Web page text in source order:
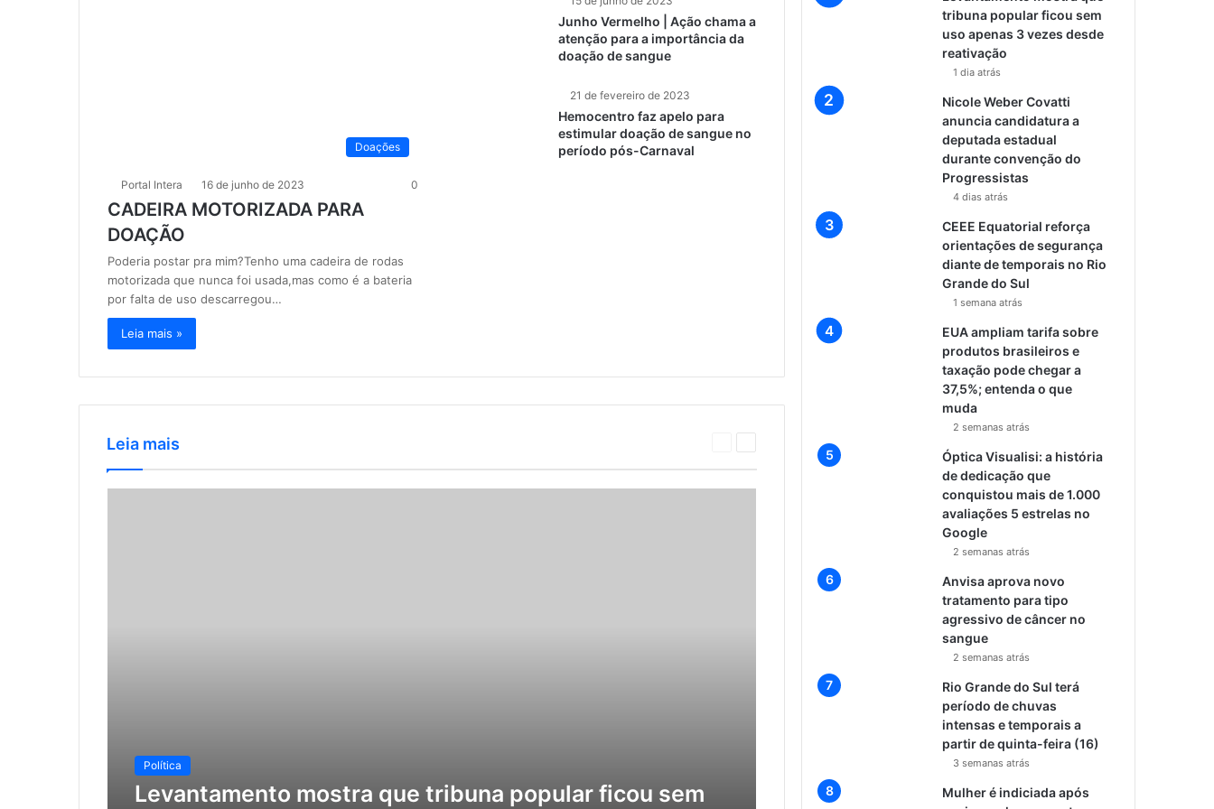
Doações
Portal Intera 16 de junho de 2023 0
CADEIRA MOTORIZADA PARA
DOAÇÃO
Poderia postar pra mim?Tenho uma cadeira de rodas
motorizada que nunca foi usada,mas como é a bateria
por falta de uso descarregou…
Leia mais »
Junho Vermelho | Ação chama a
atenção para a importância da
doação de sangue
21 de fevereiro de 2023
Hemocentro faz apelo para
estimular doação de sangue no
período pós-Carnaval
Leia mais
Política
Levantamento mostra que tribuna popular ficou sem
tribuna popular ficou sem
uso apenas 3 vezes desde
reativação
1 dia atrás
Nicole Weber Covatti
anuncia candidatura a
deputada estadual
durante convenção do
Progressistas
4 dias atrás
CEEE Equatorial reforça
orientações de segurança
diante de temporais no Rio
Grande do Sul
1 semana atrás
EUA ampliam tarifa sobre
produtos brasileiros e
taxação pode chegar a
37,5%; entenda o que
muda
2 semanas atrás
Óptica Visualisi: a história
de dedicação que
conquistou mais de 1.000
avaliações 5 estrelas no
Google
2 semanas atrás
Anvisa aprova novo
tratamento para tipo
agressivo de câncer no
sangue
2 semanas atrás
Rio Grande do Sul terá
período de chuvas
intensas e temporais a
partir de quinta-feira (16)
3 semanas atrás
Mulher é indiciada após